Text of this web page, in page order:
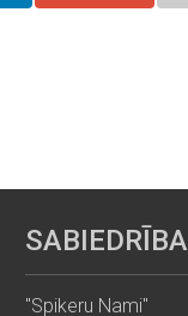
SABIEDRĪBA
"Spikeru Nami"